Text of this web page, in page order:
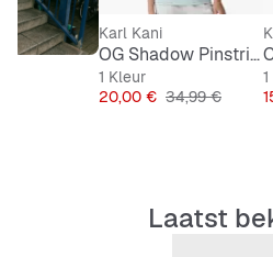
Karl Kani
OG Shadow Pinstripe Soccer Jersey Junior
1 Kleur
Prijs
20,00 € Originele Prijs
34,99 €
Laatst